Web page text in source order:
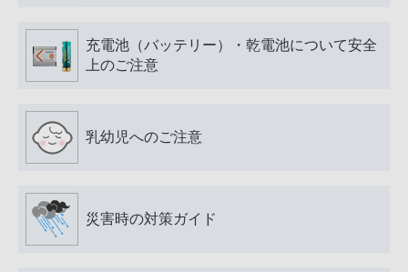
充電池（バッテリー）・乾電池について安全
上のご注意
乳幼児へのご注意
災害時の対策ガイド